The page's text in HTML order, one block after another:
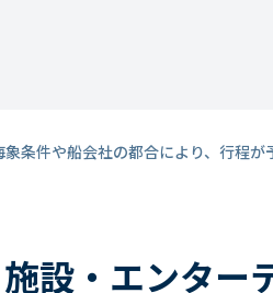
条件や船会社の都合により、行程が
設・エンター